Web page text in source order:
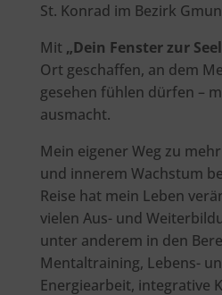
St. Konrad im Bezirk
Mit „Dein Fenster zur
Ort geschaffen, an dem
gesehen fühlen dürfen –
ausmacht.
Mein eigener Weg zu
und innerem Wachstum
Reise hat mein Leben
vielen Aus- und
unter anderem in den
Mentaltraining, Lebens-
Energiearbeit, integrative